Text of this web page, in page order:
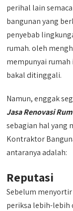
perihal lain
bangunan yang
penyebab
rumah. oleh
mempunyai rumah
bakal ditinggali.
Namun, enggak
Jasa Renovasi
sebagian hal yang
Kontraktor
antaranya adalah:
Reputasi
Sebelum
periksa lebih-lebih